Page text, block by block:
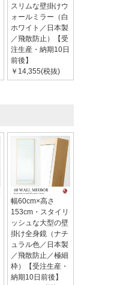
スリムな壁掛けウ
ォールミラー（白
ホワイト／日本製
／飛散防止）【受
注生産・納期10日
前後】
￥14,355(税抜)
幅60cm×高さ
153cm・スタイリ
ッシュな大型の壁
掛け全身鏡（ナチ
ュラル色／日本製
／飛散防止／極細
枠）【受注生産・
納期10日前後】